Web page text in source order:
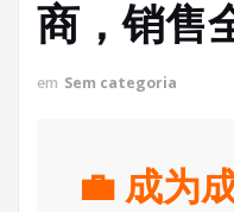
商，销售
em Sem categoria
💼 成为